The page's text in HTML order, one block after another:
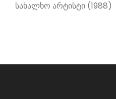
სახალხო არტისტი (1988)